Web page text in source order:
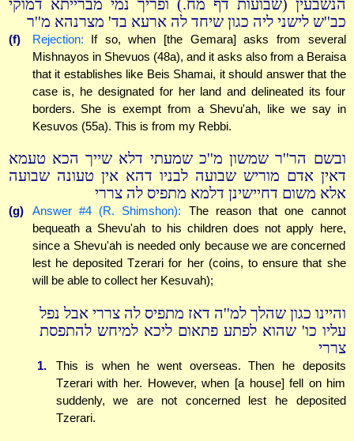
הנשבעין (שבועות דף מח.) ופריך נמי מברייתא דמוקי
כב''ש לישני ליה כגון שיחד לה ארעא בד' מצרנהא מ''ר
(f) Rejection: If so, when [the Gemara] asks from several
Mishnayos in Shevuos (48a), and it asks also from a Beraisa
that it establishes like Beis Shamai, it should answer that the
case is, he designated for her land and delineated its four
borders. She is exempt from a Shevu'ah, like we say in
Kesuvos (55a). This is from my Rebbi.
ובשם הר''ר שמשון מ''כ שמעתי דלא שייך הכא טעמא
דאין אדם מוריש שבועה לבניו דהא אין טעונה שבועה
אלא משום דחיישינן דלמא מתפיס לה צררי
(g) Answer #4 (R. Shimshon): The reason that one cannot
bequeath a Shevu'ah to his children does not apply here,
since a Shevu'ah is needed only because we are concerned
lest he deposited Tzerari for her (coins, to ensure that she
will be able to collect her Kesuvah);
והיינו כגון שהלך למ''ה דאז מתפיס לה צררי אבל נפל
עליו כו' שהוא לפתע פתאום ליכא למיחש להתפסת
צררי
1.
This is when he went overseas. Then he deposits
Tzerari with her. However, when [a house] fell on him
suddenly, we are not concerned lest he deposited
Tzerari.